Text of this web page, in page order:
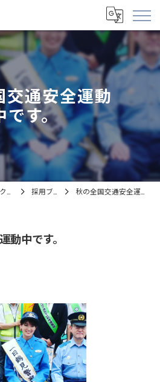
交通安全運動
です。
採用ブログ 秋の全国交通安全運動中です。
動中です。